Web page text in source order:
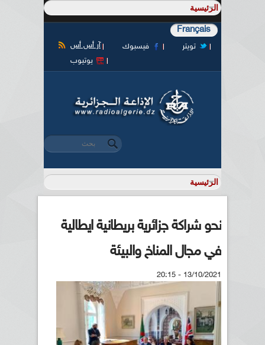
Français
آر أس أس فيسبوك
تويتر
يوتيوب
استمارة البحث
‏بحث ‏
نحو شراكة جزائرية بريطانية ايطالية
في مجال المناخ والبيئة
13/10/2021 - 20:15